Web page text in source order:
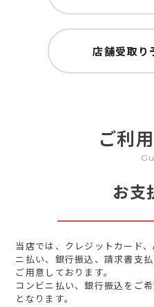
店舗受取り
ご利
お支
当店では、クレジットカード
ニ払い、銀行振込、請求書支
ご用意しております。
コンビニ払い、銀行振込をご
となります。